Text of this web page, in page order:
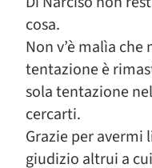
cosa.
Non v’è malìa
tentazione è
sola tentazione
cercarti.
Grazie per avermi
giudizio altrui a